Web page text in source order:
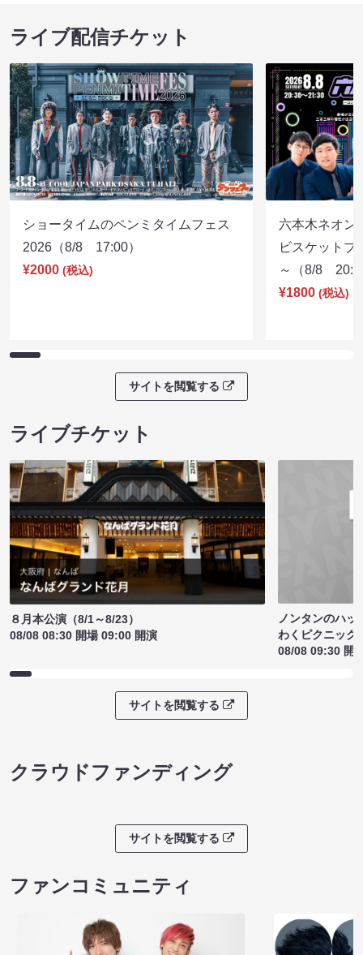
ライブ配信チケット
ショータイムのペンミタイムフェス
2026（8/8 17:00）
¥2000 (税込)
六本木ネオン
ビスケットブ
～（8/8
¥1800 (税込)
サイトを閲覧する
ライブチケット
８月本公演（8/1～8/23）
08/08 08:30 開場 09:00 開演
ノンタンのハッ
わくピクニック
08/08 09:30 開
サイトを閲覧する
クラウドファンディング
サイトを閲覧する
ファンコミュニティ